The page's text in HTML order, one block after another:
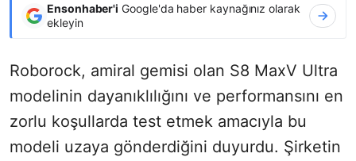
Ensonhaber'i Google'da haber kaynağınız olarak
ekleyin
Roborock, amiral gemisi olan S8 MaxV Ultra
modelinin dayanıklılığını ve performansını en
zorlu koşullarda test etmek amacıyla bu
modeli uzaya gönderdiğini duyurdu. Şirketin